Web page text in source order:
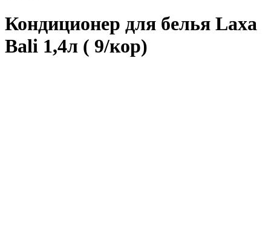
Кондиционер для белья Laxa
Bali 1,4л ( 9/кор)